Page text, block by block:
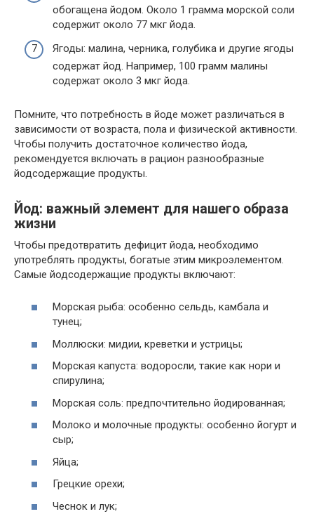
обогащена йодом. Около 1 грамма морской соли
содержит около 77 мкг йода.
Ягоды: малина, черника, голубика и другие ягоды
содержат йод. Например, 100 грамм малины
содержат около 3 мкг йода.
Помните, что потребность в йоде может различаться в
зависимости от возраста, пола и физической активности.
Чтобы получить достаточное количество йода,
рекомендуется включать в рацион разнообразные
йодсодержащие продукты.
Йод: важный элемент для нашего образа
жизни
Чтобы предотвратить дефицит йода, необходимо
употреблять продукты, богатые этим микроэлементом.
Самые йодсодержащие продукты включают:
Морская рыба: особенно сельдь, камбала и
тунец;
Моллюски: мидии, креветки и устрицы;
Морская капуста: водоросли, такие как нори и
спирулина;
Морская соль: предпочтительно йодированная;
Молоко и молочные продукты: особенно йогурт и
сыр;
Яйца;
Грецкие орехи;
Чеснок и лук;